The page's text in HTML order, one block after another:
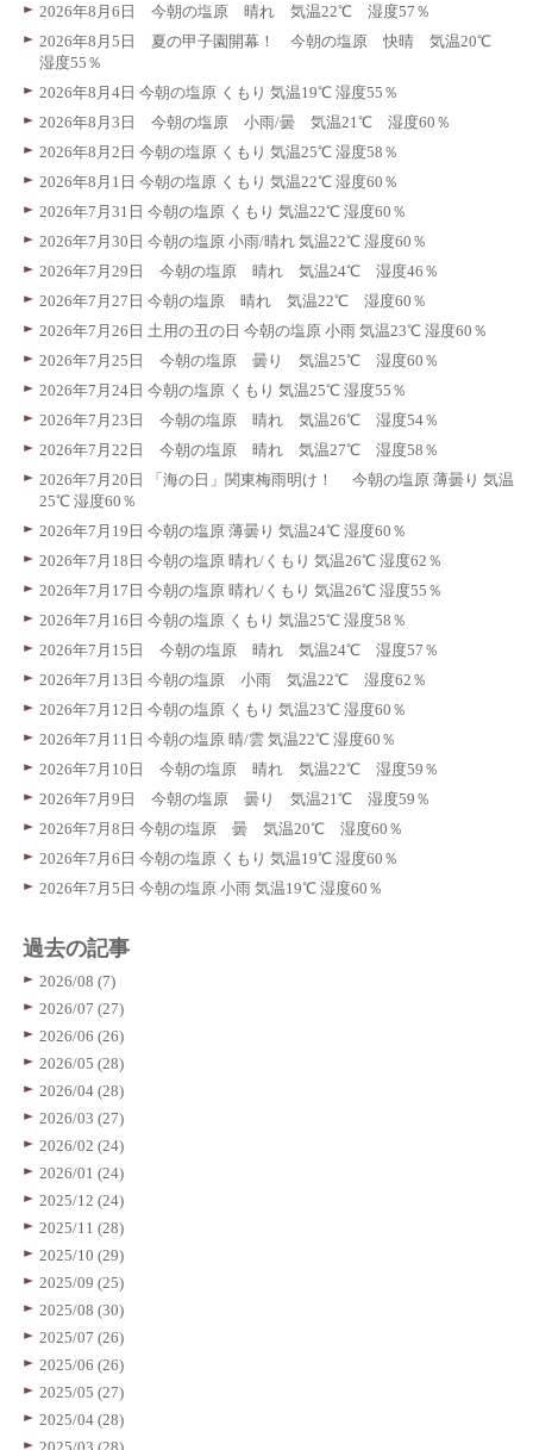
2026年8月6日 今朝の塩原 晴れ 気温22℃ 湿度57％
2026年8月5日 夏の甲子園開幕！ 今朝の塩原 快晴 気温20℃
湿度55％
2026年8月4日 今朝の塩原 くもり 気温19℃ 湿度55％
2026年8月3日 今朝の塩原 小雨/曇 気温21℃ 湿度60％
2026年8月2日 今朝の塩原 くもり 気温25℃ 湿度58％
2026年8月1日 今朝の塩原 くもり 気温22℃ 湿度60％
2026年7月31日 今朝の塩原 くもり 気温22℃ 湿度60％
2026年7月30日 今朝の塩原 小雨/晴れ 気温22℃ 湿度60％
2026年7月29日 今朝の塩原 晴れ 気温24℃ 湿度46％
2026年7月27日 今朝の塩原 晴れ 気温22℃ 湿度60％
2026年7月26日 土用の丑の日 今朝の塩原 小雨 気温23℃ 湿度60％
2026年7月25日 今朝の塩原 曇り 気温25℃ 湿度60％
2026年7月24日 今朝の塩原 くもり 気温25℃ 湿度55％
2026年7月23日 今朝の塩原 晴れ 気温26℃ 湿度54％
2026年7月22日 今朝の塩原 晴れ 気温27℃ 湿度58％
2026年7月20日 「海の日」関東梅雨明け！ 今朝の塩原 薄曇り 気温
25℃ 湿度60％
2026年7月19日 今朝の塩原 薄曇り 気温24℃ 湿度60％
2026年7月18日 今朝の塩原 晴れ/くもり 気温26℃ 湿度62％
2026年7月17日 今朝の塩原 晴れ/くもり 気温26℃ 湿度55％
2026年7月16日 今朝の塩原 くもり 気温25℃ 湿度58％
2026年7月15日 今朝の塩原 晴れ 気温24℃ 湿度57％
2026年7月13日 今朝の塩原 小雨 気温22℃ 湿度62％
2026年7月12日 今朝の塩原 くもり 気温23℃ 湿度60％
2026年7月11日 今朝の塩原 晴/雲 気温22℃ 湿度60％
2026年7月10日 今朝の塩原 晴れ 気温22℃ 湿度59％
2026年7月9日 今朝の塩原 曇り 気温21℃ 湿度59％
2026年7月8日 今朝の塩原 曇 気温20℃ 湿度60％
2026年7月6日 今朝の塩原 くもり 気温19℃ 湿度60％
2026年7月5日 今朝の塩原 小雨 気温19℃ 湿度60％
過去の記事
2026/08 (7)
2026/07 (27)
2026/06 (26)
2026/05 (28)
2026/04 (28)
2026/03 (27)
2026/02 (24)
2026/01 (24)
2025/12 (24)
2025/11 (28)
2025/10 (29)
2025/09 (25)
2025/08 (30)
2025/07 (26)
2025/06 (26)
2025/05 (27)
2025/04 (28)